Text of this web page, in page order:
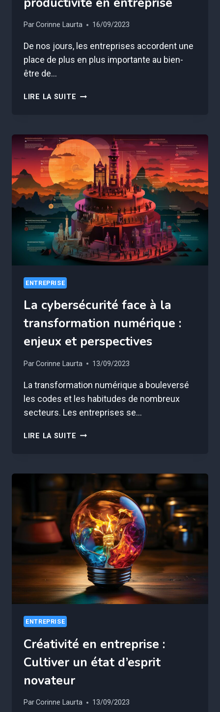
ParCorinne Laurta 16/09/2023
De nos jours, les entreprises accordent une
place de plus en plus importante au bien-
être de…
LIRE LA SUITE LE
EMPLOYÉS
UN
ATOUT
MAJEUR
POUR
LA
PRODUCTIVITÉ
EN
ENTREPRISE
ENTREPRISE
La cybersécurité face à la
transformation numérique :
enjeux et perspectives
ParCorinne Laurta 13/09/2023
La transformation numérique a bouleversé
les codes et les habitudes de nombreux
secteurs. Les entreprises se…
LIRE LA SUITE LA
TRANSFORMATION
NUMÉRIQUE
:
ENJEUX
ET
PERSPECTIVES
ENTREPRISE
Créativité en entreprise :
Cultiver un état d’esprit
novateur
ParCorinne Laurta 13/09/2023